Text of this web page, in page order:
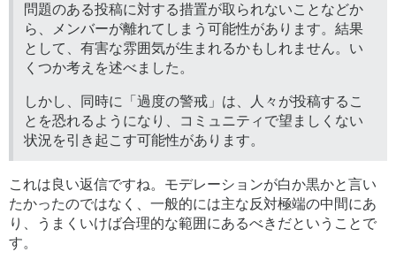
問題のある投稿に対する措置が取られないことなどか
ら、メンバーが離れてしまう可能性があります。結果
として、有害な雰囲気が生まれるかもしれません。い
くつか考えを述べました。
しかし、同時に「過度の警戒」は、人々が投稿するこ
とを恐れるようになり、コミュニティで望ましくない
状況を引き起こす可能性があります。
これは良い返信ですね。モデレーションが白か黒かと言い
たかったのではなく、一般的には主な反対極端の中間にあ
り、うまくいけば合理的な範囲にあるべきだということで
す。